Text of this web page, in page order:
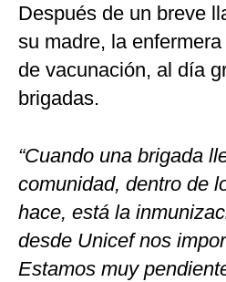
Después de un breve
su madre, la
de vacunación, al día
brigadas.
“Cuando una brigada
comunidad, dentro de
hace, está la
desde Unicef nos
Estamos muy